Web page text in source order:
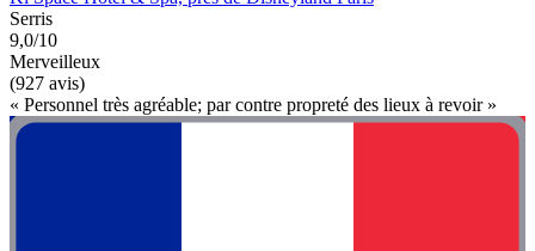
Serris
9,0/10
Merveilleux
(927 avis)
« Personnel très agréable; par contre propreté des lieux à revoir »